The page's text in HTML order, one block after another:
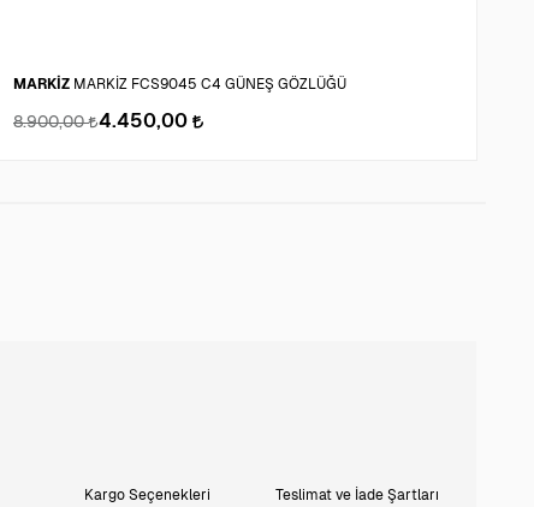
MARKİZ MARKİZ FCS9045 C4 GÜNEŞ GÖZLÜĞÜ
8.900,00 4.450,00
Kargo Seçenekleri Teslimat ve İade Şartları